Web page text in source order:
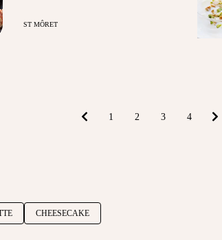
ST MÔRET
1 2 3 4
CHEESECAKE